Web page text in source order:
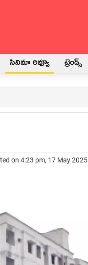
సినిమా రివ్యూ ట్రెండ్స్
on 4:23 pm, 17 May 2025